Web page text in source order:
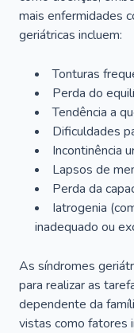
mais enfermidades
geriátricas incluem:
Tonturas
Perda do
Tendência a
Dificuldades
Incontinência
Lapsos de
Perda da
Iatrogenia
inadequado ou
As síndromes
para realizar as
dependente da
vistas como fatores